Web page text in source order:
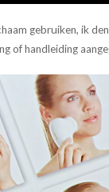
gebruiken, ik
of handleiding